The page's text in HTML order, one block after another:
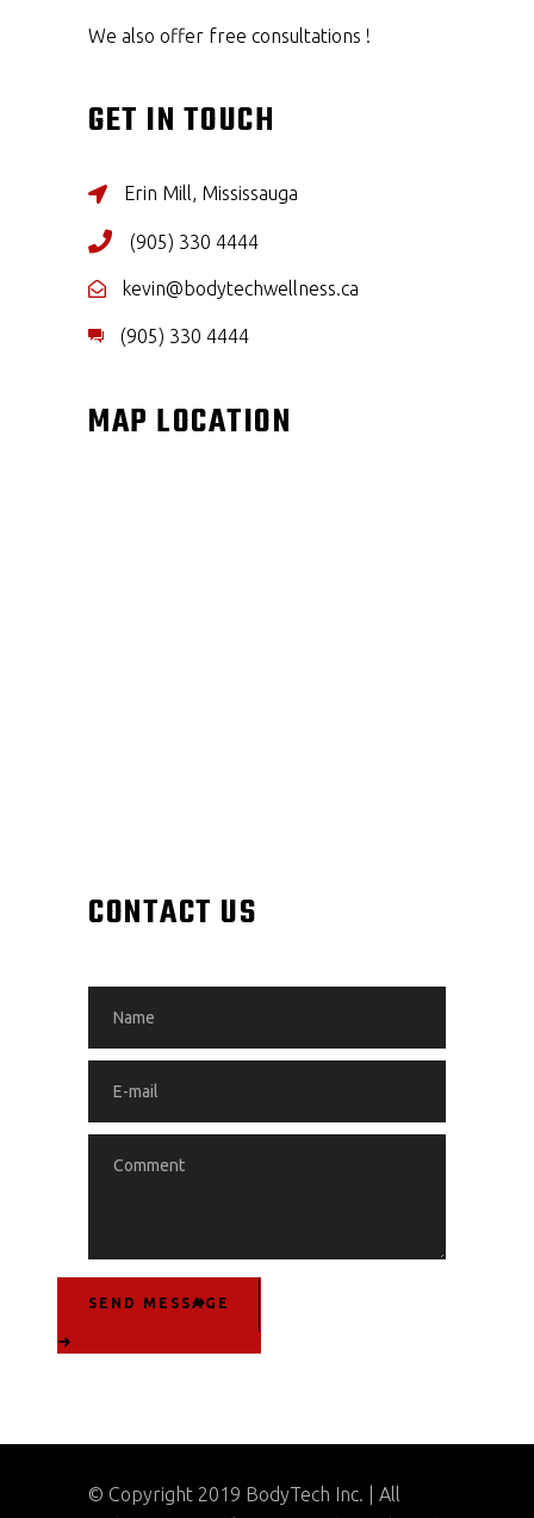
We also offer free consultations !
GET IN TOUCH
Erin Mill, Mississauga
(905) 330 4444
kevin@bodytechwellness.ca
(905) 330 4444
MAP LOCATION
CONTACT US
SEND MESSAGE
© Copyright 2019 BodyTech Inc. | All